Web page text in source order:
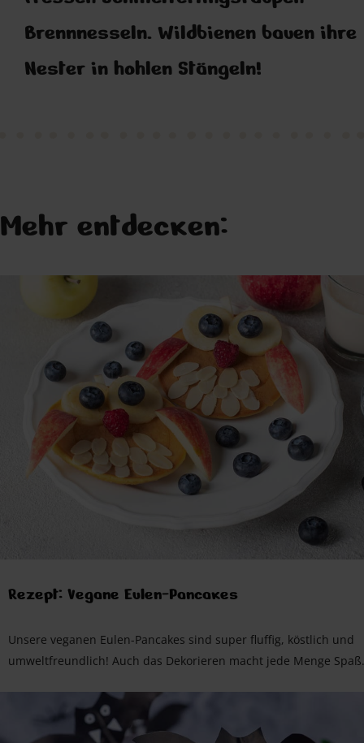
Brennnesseln. Wildbienen bauen ihre
Nester in hohlen Stängeln!
Mehr entdecken:
Rezept: Vegane Eulen-Pancakes
Unsere veganen Eulen-Pancakes sind super fluffig, köstlich und
umweltfreundlich! Auch das Dekorieren macht jede Menge Spaß.